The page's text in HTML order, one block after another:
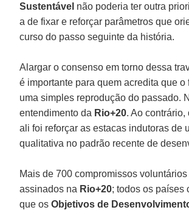
Sustentável não poderia ter outra
a de fixar e reforçar parâmetros que
curso do passo seguinte da história.
Alargar o consenso em torno dessa
é importante para quem acredita que o
uma simples reprodução do passado.
entendimento da Rio+20. Ao contrário,
ali foi reforçar as estacas indutoras de
qualitativa no padrão recente de
Mais de 700 compromissos voluntários
assinados na Rio+20; todos os países
que osObjetivos de